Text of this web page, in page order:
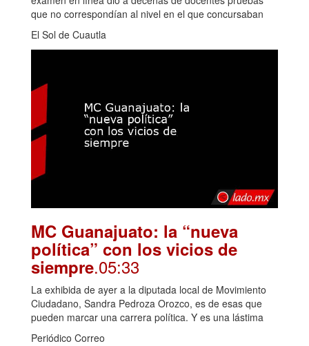
que no correspondían al nivel en el que concursaban
El Sol de Cuautla
MC Guanajuato: la “nueva
política” con los vicios de
siempre.05:33
La exhibida de ayer a la diputada local de Movimiento
Ciudadano, Sandra Pedroza Orozco, es de esas que
pueden marcar una carrera política. Y es una lástima
Periódico Correo